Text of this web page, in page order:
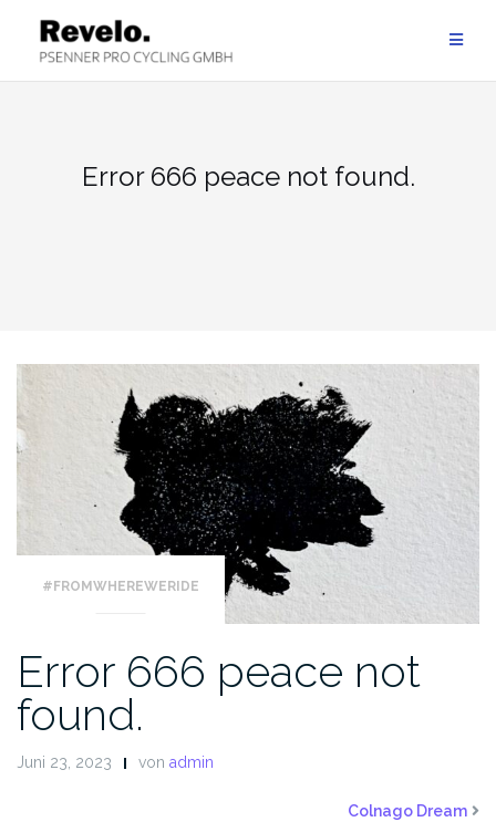
Inhalt
springen
Error 666 peace not found.
#FROMWHEREWERIDE
Error 666 peace not
found.
Juni 23, 2023 von admin
Colnago Dream